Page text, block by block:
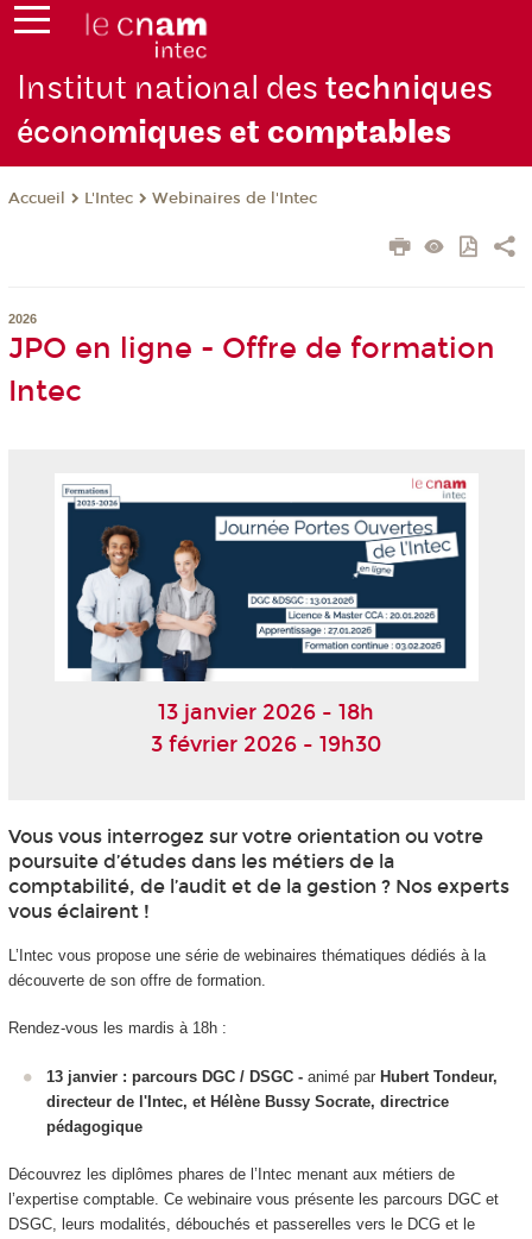
Institut national destechniques
économiques et comptables
Accueil L'Intec Webinaires de l'Intec
2026
JPO en ligne - Offre de formation
Intec
13 janvier 2026 - 18h
3 février 2026 - 19h30
Vous vous interrogez sur votre orientation ou votre
poursuite d’études dans les métiers de la
comptabilité, de l’audit et de la gestion ? Nos experts
vous éclairent !
L’Intec vous propose une série de webinaires thématiques dédiés à la
découverte de son offre de formation.
Rendez-vous les mardis à 18h :
13 janvier : parcours DGC / DSGC - animé par Hubert Tondeur,
directeur de l'Intec, et Hélène Bussy Socrate, directrice
pédagogique
Découvrez les diplômes phares de l’Intec menant aux métiers de
l’expertise comptable. Ce webinaire vous présente les parcours DGC et
DSGC, leurs modalités, débouchés et passerelles vers le DCG et le